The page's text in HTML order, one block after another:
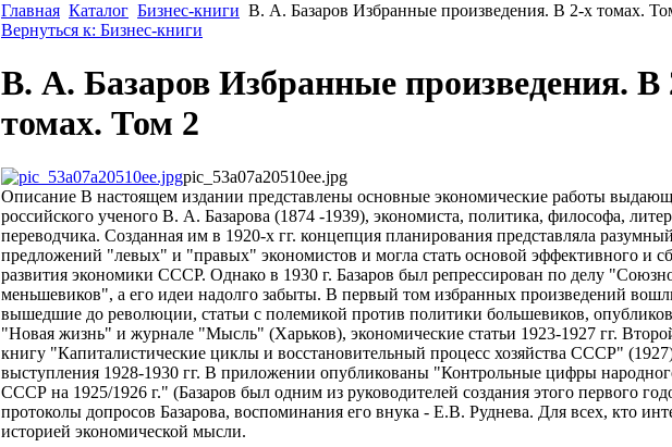
Главная Каталог Бизнес-книги В. А. Базаров Избранные произведения. В 2-х томах.
Вернуться к: Бизнес-книги
В. А. Базаров Избранные произведения. В
томах. Том 2
pic_53a07a20510ee.jpg
Описание В настоящем издании представлены основные экономические работы
российского ученого В. А. Базарова (1874 -1939), экономиста, политика, философа,
переводчика. Созданная им в 1920-х гг. концепция планирования представляла
предложений "левых" и "правых" экономистов и могла стать основой эффективного и
развития экономики СССР. Однако в 1930 г. Базаров был репрессирован по делу
меньшевиков", а его идеи надолго забыты. В первый том избранных произведений
вышедшие до революции, статьи с полемикой против политики большевиков,
"Новая жизнь" и журнале "Мысль" (Харьков), экономические статьи 1923-1927 гг.
книгу "Капиталистические циклы и восстановительный процесс хозяйства СССР"
выступления 1928-1930 гг. В приложении опубликованы "Контрольные цифры
СССР на 1925/1926 г." (Базаров был одним из руководителей создания этого первого
протоколы допросов Базарова, воспоминания его внука - Е.В. Руднева. Для всех, кто
историей экономической мысли.